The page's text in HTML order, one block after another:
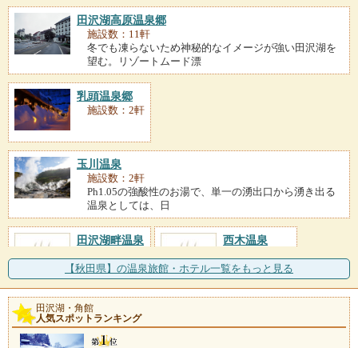
田沢湖高原温泉郷
施設数：11軒
冬でも凍らないため神秘的なイメージが強い田沢湖を
望む。リゾートムード漂
乳頭温泉郷
施設数：2軒
玉川温泉
施設数：2軒
Ph1.05の強酸性のお湯で、単一の湧出口から湧き出る
温泉としては、日
田沢湖畔温泉 西木温泉
【秋田県】の温泉旅館・ホテル一覧をもっと見る
田沢湖・角館
人気スポットランキング